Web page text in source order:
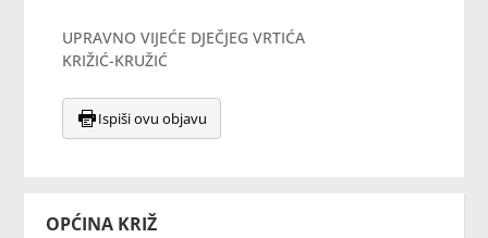
OPĆINA KRIŽ
UPRAVNO VIJEĆE DJEČJEG VRTIĆA
KRIŽIĆ-KRUŽIĆ
Ispiši ovu objavu